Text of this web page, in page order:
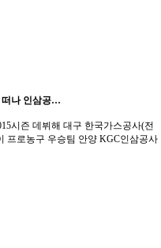
떠나 인삼공…
시즌 데뷔해 대구 한국가스공사(전
프로농구 우승팀 안양 KGC인삼공사